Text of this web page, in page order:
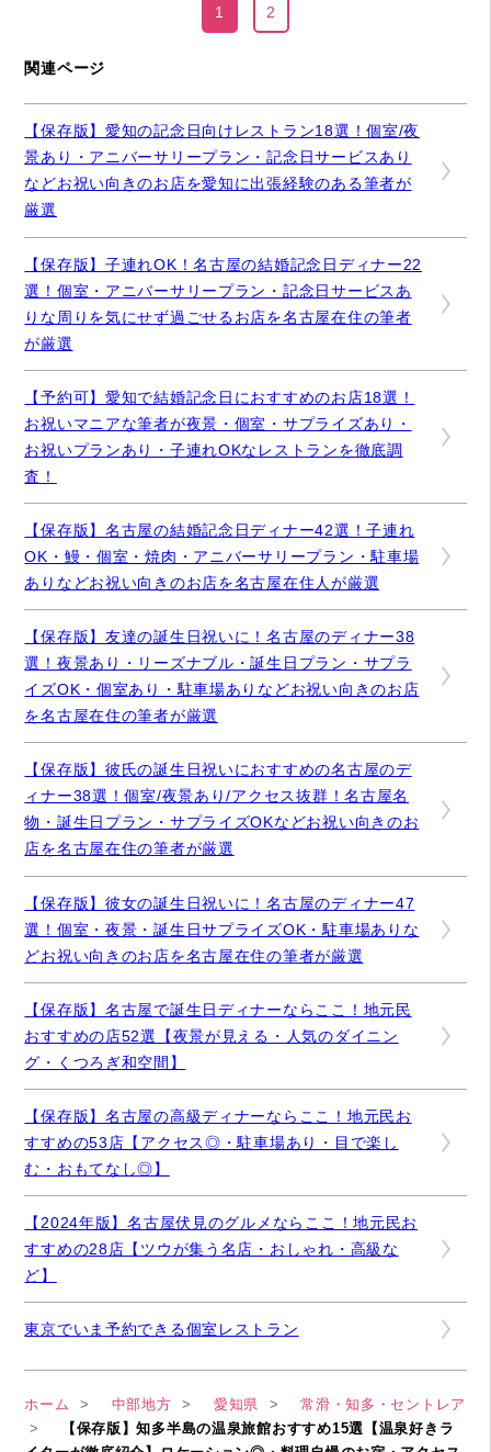
1 2
関連ページ
【保存版】愛知の記念日向けレストラン18選！個室/夜
景あり・アニバーサリープラン・記念日サービスあり
などお祝い向きのお店を愛知に出張経験のある筆者が
厳選
【保存版】子連れOK！名古屋の結婚記念日ディナー22
選！個室・アニバーサリープラン・記念日サービスあ
りな周りを気にせず過ごせるお店を名古屋在住の筆者
が厳選
【予約可】愛知で結婚記念日におすすめのお店18選！
お祝いマニアな筆者が夜景・個室・サプライズあり・
お祝いプランあり・子連れOKなレストランを徹底調
査！
【保存版】名古屋の結婚記念日ディナー42選！子連れ
OK・鰻・個室・焼肉・アニバーサリープラン・駐車場
ありなどお祝い向きのお店を名古屋在住人が厳選
【保存版】友達の誕生日祝いに！名古屋のディナー38
選！夜景あり・リーズナブル・誕生日プラン・サプラ
イズOK・個室あり・駐車場ありなどお祝い向きのお店
を名古屋在住の筆者が厳選
【保存版】彼氏の誕生日祝いにおすすめの名古屋のデ
ィナー38選！個室/夜景あり/アクセス抜群！名古屋名
物・誕生日プラン・サプライズOKなどお祝い向きのお
店を名古屋在住の筆者が厳選
【保存版】彼女の誕生日祝いに！名古屋のディナー47
選！個室・夜景・誕生日サプライズOK・駐車場ありな
どお祝い向きのお店を名古屋在住の筆者が厳選
【保存版】名古屋で誕生日ディナーならここ！地元民
おすすめの店52選【夜景が見える・人気のダイニン
グ・くつろぎ和空間】
【保存版】名古屋の高級ディナーならここ！地元民お
すすめの53店【アクセス◎・駐車場あり・目で楽し
む・おもてなし◎】
【2024年版】名古屋伏見のグルメならここ！地元民お
すすめの28店【ツウが集う名店・おしゃれ・高級な
ど】
東京でいま予約できる個室レストラン
ホーム 中部地方 愛知県
常滑・知多・セントレア
【保存版】知多半島の温泉旅館おすすめ15選【温泉好きラ